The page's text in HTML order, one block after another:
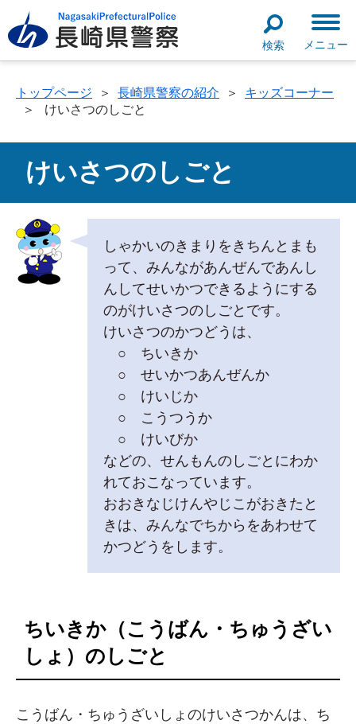
検索 メニュー
トップページ ＞ 長崎県警察の紹介 ＞
キッズコーナー
＞
けいさつのしごと
けいさつのしごと
しゃかいのきまりをきちんとまも
って、みんながあんぜんであんし
んしてせいかつできるようにする
のがけいさつのしごとです。
けいさつのかつどうは、
○ ちいきか
○ せいかつあんぜんか
○ けいじか
○ こうつうか
○ けいびか
などの、せんもんのしごとにわか
れておこなっています。
おおきなじけんやじこがおきたと
きは、みんなでちからをあわせて
かつどうをします。
ちいきか（こうばん・ちゅうざい
しょ）のしごと
こうばん・ちゅうざいしょのけいさつかんは、ち